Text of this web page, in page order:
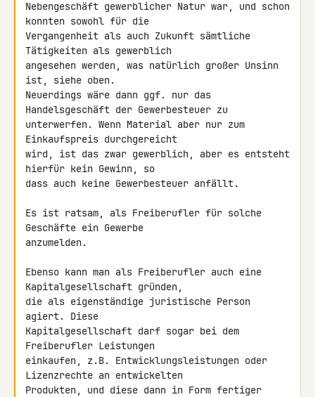
Nebengeschäft gewerblicher Natur war, und schon
konnten sowohl für die
Vergangenheit als auch Zukunft sämtliche
Tätigkeiten als gewerblich
angesehen werden, was natürlich großer Unsinn
ist, siehe oben.
Neuerdings wäre dann ggf. nur das
Handelsgeschäft der Gewerbesteuer zu
unterwerfen. Wenn Material aber nur zum
Einkaufspreis durchgereicht
wird, ist das zwar gewerblich, aber es entsteht
hierfür kein Gewinn, so
dass auch keine Gewerbesteuer anfällt.
Es ist ratsam, als Freiberufler für solche
Geschäfte ein Gewerbe
anzumelden.
Ebenso kann man als Freiberufler auch eine
Kapitalgesellschaft gründen,
die als eigenständige juristische Person
agiert. Diese
Kapitalgesellschaft darf sogar bei dem
Freiberufler Leistungen
einkaufen, z.B. Entwicklungsleistungen oder
Lizenzrechte an entwickelten
Produkten, und diese dann in Form fertiger